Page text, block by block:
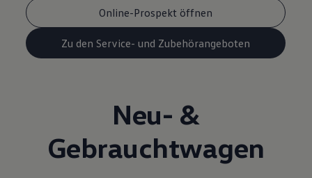
Online-Prospekt öffnen
Zu den Service- und Zubehörangeboten
Neu- &
Gebrauchtwagen